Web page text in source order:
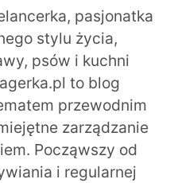
pasjonatka
stylu życia,
psów i kuchni
to blog
przewodnim
zarządzanie
Począwszy od
i regularnej